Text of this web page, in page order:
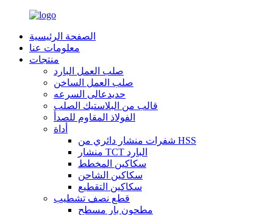
الصفحة الرئيسية
معلومات عنا
منتجات
صلب العمل البارد
صلب العمل الساخن
حديدعالى السرعه
قالب من البلاستيك الصلب
الفولاذ المقاوم للصدأ
أداة
شفرات منشار دائري من HSS
منشار TCT البارد
سكاكين المخطط
سكاكين الشاحن
سكاكين التقطيع
قطع نصف تشطيب
مطحون بار مسطح